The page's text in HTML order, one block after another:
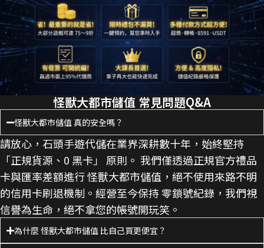
怪獸大都市儲值 常見問題Q&A
怪獸大都市儲值 真的安全嗎？
請放心，石頭手遊代儲在業界深耕數十年，始終堅持
「正規貨源、0 黑卡」 原則。 我們僅透過正規官方禮品
卡與匯率差額進行 怪獸大都市儲值，絕不使用來路不明
的信用卡刷退機制。經營至今保持 零鎖號紀錄，我們視
信譽為生命，絕不拿您的帳號開玩笑。
為什麼 怪獸大都市儲值 比自己買更便宜？